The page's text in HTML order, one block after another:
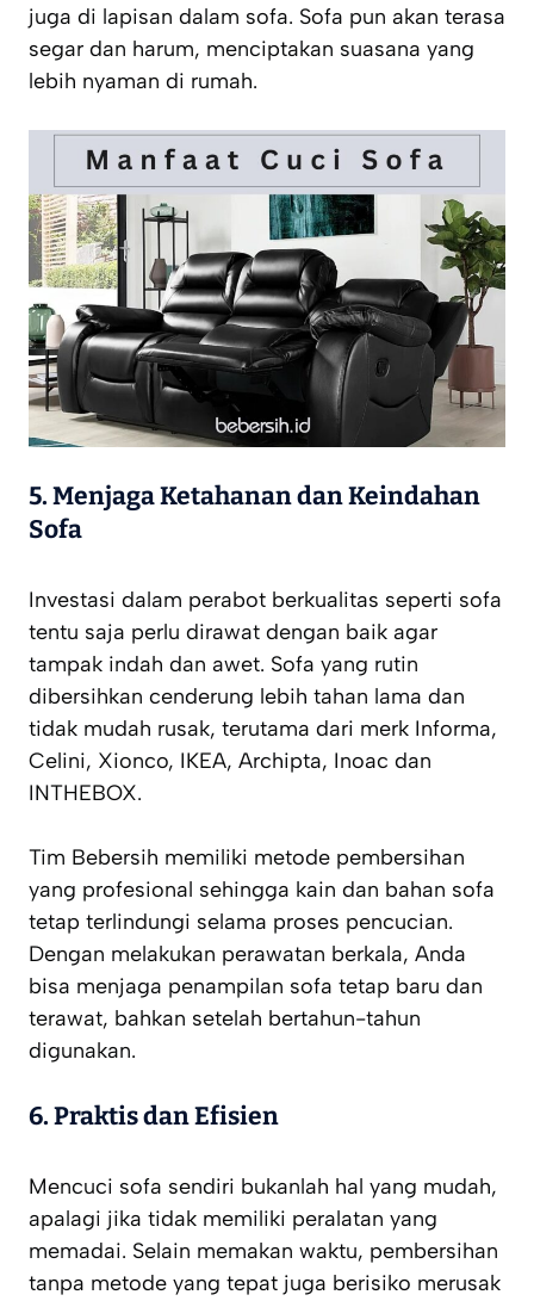
juga di lapisan dalam sofa. Sofa pun akan terasa
segar dan harum, menciptakan suasana yang
lebih nyaman di rumah.
5.Menjaga Ketahanan dan Keindahan
Sofa
Investasi dalam perabot berkualitas seperti sofa
tentu saja perlu dirawat dengan baik agar
tampak indah dan awet. Sofa yang rutin
dibersihkan cenderung lebih tahan lama dan
tidak mudah rusak, terutama dari merk Informa,
Celini, Xionco, IKEA, Archipta, Inoac dan
INTHEBOX.
Tim Bebersih memiliki metode pembersihan
yang profesional sehingga kain dan bahan sofa
tetap terlindungi selama proses pencucian.
Dengan melakukan perawatan berkala, Anda
bisa menjaga penampilan sofa tetap baru dan
terawat, bahkan setelah bertahun-tahun
digunakan.
6.Praktis dan Efisien
Mencuci sofa sendiri bukanlah hal yang mudah,
apalagi jika tidak memiliki peralatan yang
memadai. Selain memakan waktu, pembersihan
tanpa metode yang tepat juga berisiko merusak